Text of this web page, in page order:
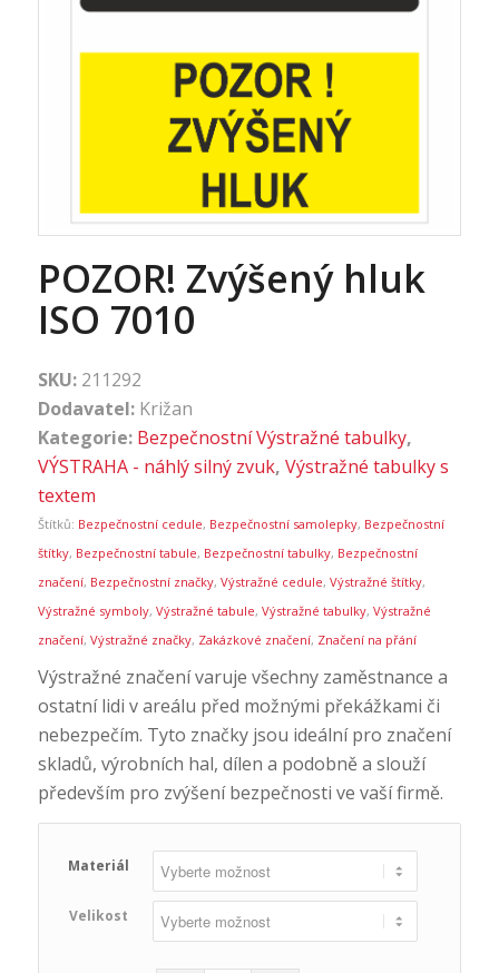
POZOR! Zvýšený hluk
ISO 7010
SKU: 211292
Dodavatel: Križan
Kategorie: Bezpečnostní Výstražné tabulky,
VÝSTRAHA - náhlý silný zvuk, Výstražné tabulky s
textem
Štítků: Bezpečnostní cedule, Bezpečnostní samolepky, Bezpečnostní
štítky, Bezpečnostní tabule, Bezpečnostní tabulky, Bezpečnostní
značení, Bezpečnostní značky, Výstražné cedule, Výstražné štítky,
Výstražné symboly, Výstražné tabule, Výstražné tabulky, Výstražné
značení, Výstražné značky, Zakázkové značení, Značení na přání
Výstražné značení varuje všechny zaměstnance a
ostatní lidi v areálu před možnými překážkami či
nebezpečím. Tyto značky jsou ideální pro značení
skladů, výrobních hal, dílen a podobně a slouží
především pro zvýšení bezpečnosti ve vaší firmě.
Materiál
Velikost